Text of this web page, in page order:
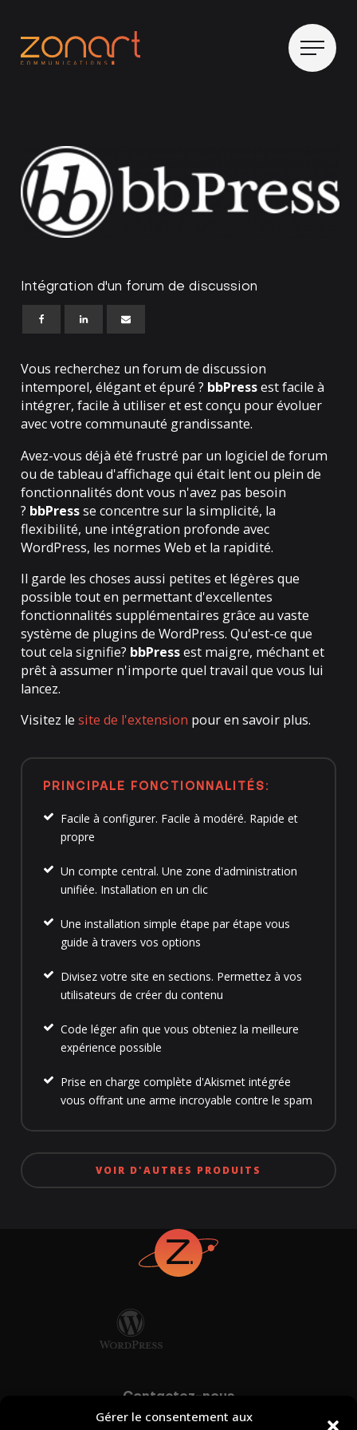
Gérer le consentement aux
Intégration d'un forum de discussion
Vous recherchez un forum de discussion
intemporel, élégant et épuré ? bbPressest facile à
intégrer, facile à utiliser et est conçu pour évoluer
avec votre communauté grandissante.
Avez-vous déjà été frustré par un logiciel de forum
ou de tableau d'affichage qui était lent ou plein de
fonctionnalités dont vous n'avez pas besoin
? bbPressse concentre sur la simplicité, la
flexibilité, une intégration profonde avec
WordPress, les normes Web et la rapidité.
Il garde les choses aussi petites et légères que
possible tout en permettant d'excellentes
fonctionnalités supplémentaires grâce au vaste
système de plugins de WordPress. Qu'est-ce que
tout cela signifie? bbPressest maigre, méchant et
prêt à assumer n'importe quel travail que vous lui
lancez.
Visitez lesite de l'extension pour en savoir plus.
PRINCIPALE FONCTIONNALITÉS:
Facile à configurer. Facile à modéré. Rapide et
propre
Un compte central. Une zone d'administration
unifiée. Installation en un clic
Une installation simple étape par étape vous
guide à travers vos options
Divisez votre site en sections. Permettez à vos
utilisateurs de créer du contenu
Code léger afin que vous obteniez la meilleure
expérience possible
Prise en charge complète d'Akismet intégrée
vous offrant une arme incroyable contre le spam
VOIR D'AUTRES PRODUITS
Contactez-nous